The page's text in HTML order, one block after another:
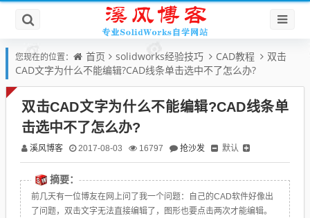
您现在的位置： 首页 solidworks经验技巧 CAD教程
双击
CAD文字为什么不能编辑?CAD线条单击选中不了怎么办?
双击CAD文字为什么不能编辑?CAD线条单
击选中不了怎么办?
溪风博客 2017-08-03 16797 抢沙发 默认
摘要：
前几天有一位博友在网上问了我一个问题：自己的CAD软件好像出
了问题，双击文字无法直接编辑了，图形也要点击两次才能编辑。